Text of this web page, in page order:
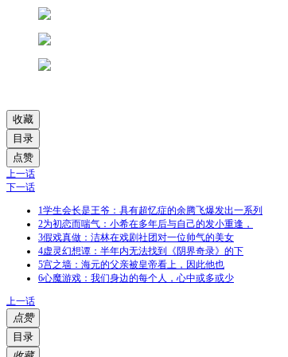
收藏
目录
点赞
上一话
下一话
1学生会长是王爷：具有超忆症的余腾飞爆发出一系列
2为初恋而喘气：小希在多年后与自己的发小重逢，
3假戏真做：洁林在戏剧社团对一位帅气的美女
4虚灵幻想谭：半年内无法找到《阴界奇录》的下
5宫之墙：海元的父亲被皇帝看上，因此他也
6心魔游戏：我们身边的每个人，心中或多或少
上一话
点赞
目录